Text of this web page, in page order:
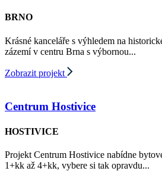
BRNO
Krásné kanceláře s výhledem na
zázemí v centru Brna s výbornou...
Zobrazit projekt
Centrum Hostivice
HOSTIVICE
Projekt Centrum Hostivice nabídne
1+kk až 4+kk, vybere si tak opravdu...